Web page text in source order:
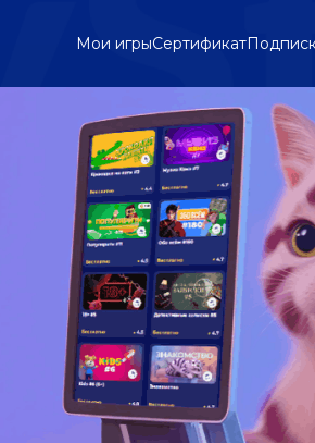
Мои игрыСертификат